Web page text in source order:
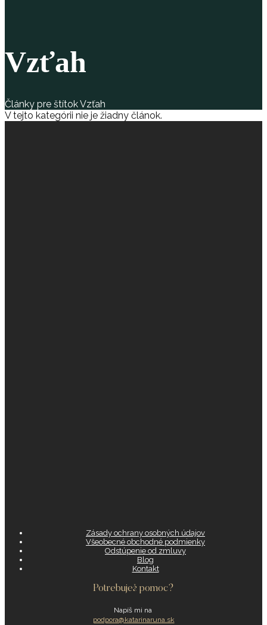
Vzťah
Články pre štítok Vzťah
V tejto kategórii nie je žiadny článok.
Zásady ochrany osobných údajov
Všeobecné obchodné podmienky
Odstúpenie od zmluvy
Blog
Kontakt
Potrebuješ pomoc?
Napíš mi na
podpora@katarinaruna.sk